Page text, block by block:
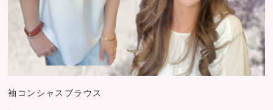
袖コンシャスブラウス